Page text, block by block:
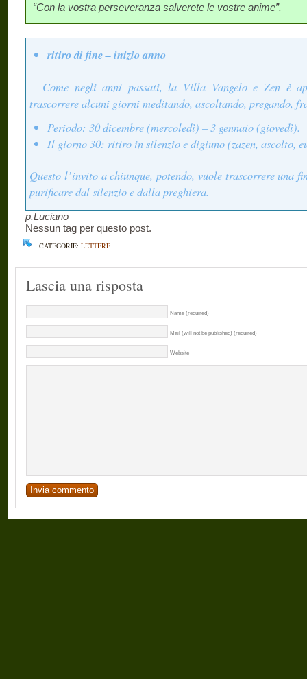
“Con la vostra perseveranza salverete le vostre anime”.
ritiro di fine – inizio anno
Come negli anni passati, la Villa Vangelo e Zen è
trascorrere alcuni giorni meditando, ascoltando, pregando,
Periodo: 30 dicembre (mercoledì) – 3 gennaio (giovedì).
Il giorno 30: ritiro in silenzio e digiuno (zazen, ascolto,
Questo l’invito a chiunque, potendo, vuole trascorrere una
purificare dal silenzio e dalla preghiera.
p.Luciano
Nessun tag per questo post.
CATEGORIE: LETTERE
Lascia una risposta
Name (required)
Mail (will not be published) (required)
Website